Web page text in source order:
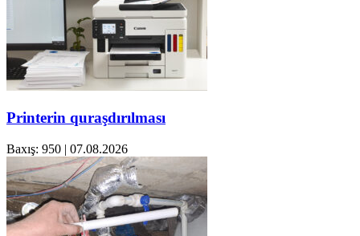
Printerin quraşdırılması
Baxış: 950 | 07.08.2026